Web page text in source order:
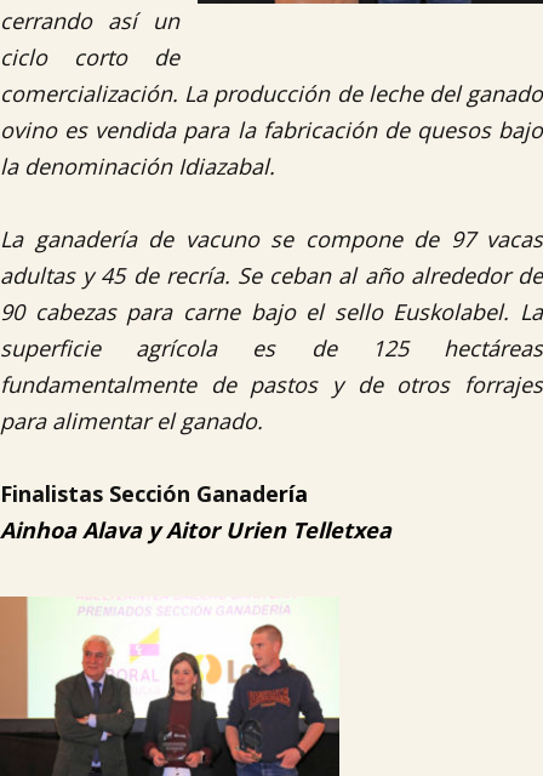
cerrando así un
ciclo corto de
comercialización. La producción de leche del ganado
ovino es vendida para la fabricación de quesos bajo
la denominación Idiazabal.
La ganadería de vacuno se compone de 97 vacas
adultas y 45 de recría. Se ceban al año alrededor de
90 cabezas para carne bajo el sello Euskolabel. La
superficie agrícola es de 125 hectáreas
fundamentalmente de pastos y de otros forrajes
para alimentar el ganado.
Finalistas Sección Ganadería
Ainhoa Alava yAitor Urien Telletxea